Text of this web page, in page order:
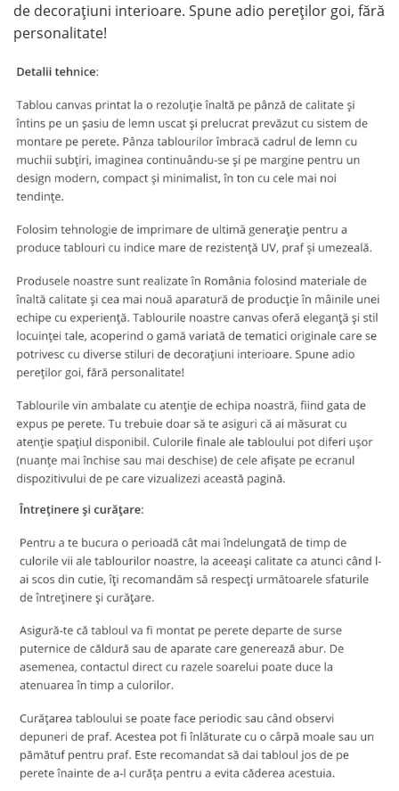
de decorațiuni interioare. Spune adio pereților goi, fără
personalitate!